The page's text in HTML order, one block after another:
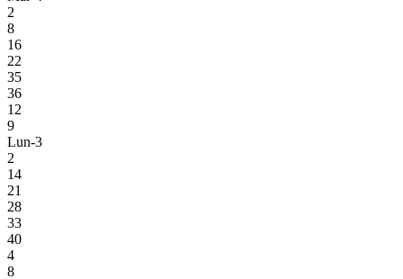
2
8
16
22
35
36
12
9
Lun-3
2
14
21
28
33
40
4
8